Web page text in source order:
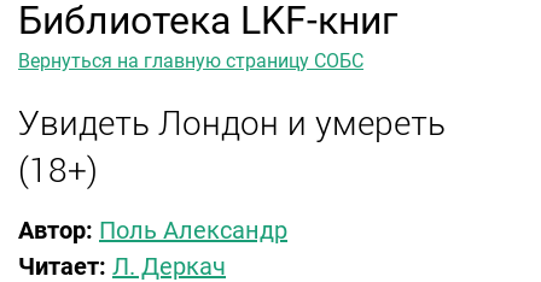
Библиотека LKF-книг
Вернуться на главную страницу СОБС
Увидеть Лондон и умереть
(18+)
Автор: Поль Александр
Читает: Л. Деркач